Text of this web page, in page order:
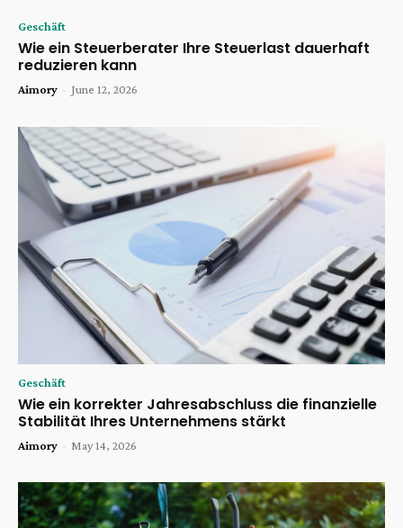
Geschäft
Wie ein Steuerberater Ihre Steuerlast dauerhaft
reduzieren kann
Aimory - June 12, 2026
Geschäft
Wie ein korrekter Jahresabschluss die finanzielle
Stabilität Ihres Unternehmens stärkt
Aimory - May 14, 2026